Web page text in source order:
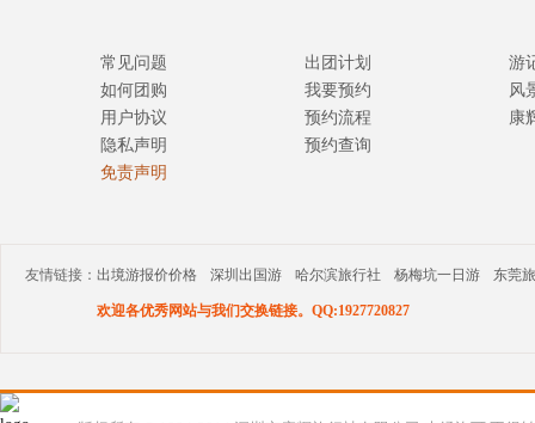
常见问题
如何团购
用户协议
隐私声明
免责声明
出团计划
我要预约
预约流程
预约查询
游
风
康
友情链接： 出境游报价价格 深圳出国游 哈尔滨旅行社 杨梅坑一日游 东莞
欢迎各优秀网站与我们交换链接。QQ:1927720827